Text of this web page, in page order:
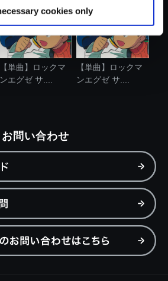
cookies only
【単曲】ロックマ
ンエグゼ サ....
【単曲】ロックマ
ンエグゼ サ....
お問い合わせ